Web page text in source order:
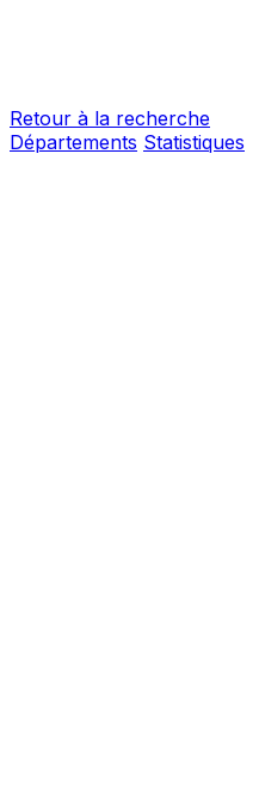
Retour à la recherche
Départements Statistiques